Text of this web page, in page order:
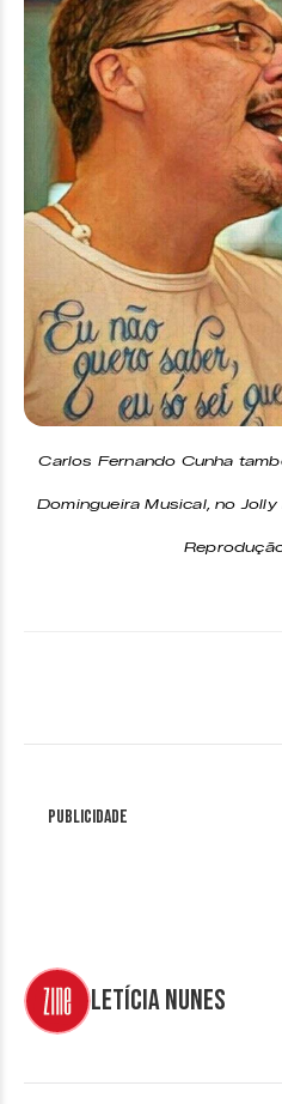
Carlos Fernando Cunha
Domingueira Musical, no
Publicidade
Letícia Nunes